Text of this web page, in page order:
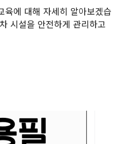
육에 대해 자세히 알아보겠습
시설을 안전하게 관리하고